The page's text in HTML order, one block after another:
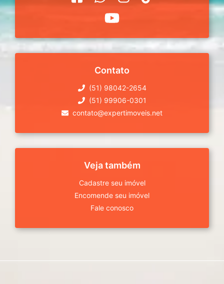
Contato
(51) 98042-2654
(51) 99906-0301
contato@expertimoveis.net
Veja também
Cadastre seu imóvel
Encomende seu imóvel
Fale conosco